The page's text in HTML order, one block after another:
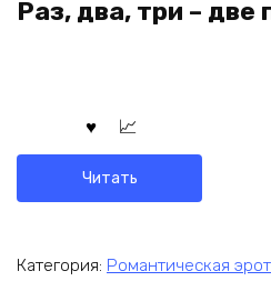
Раз, два, три – две
Читать
Категория: Романтическая